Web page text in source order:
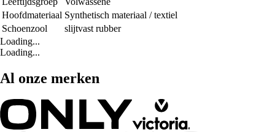
Hoofdmateriaal Synthetisch materiaal / textiel
Schoenzool
slijtvast rubber
Loading...
Loading...
Al onze merken